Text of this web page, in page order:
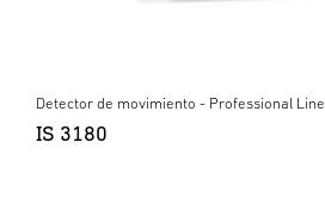
Detector de movimiento - Professional Line
IS 3180